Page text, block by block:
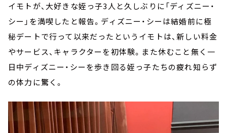
イモトが、大好きな姪っ子3人と久しぶりに「ディズニー・
シー」を満喫したと報告。ディズニー・シーは結婚前に極
秘デートで行って以来だったというイモトは、新しい料金
やサービス、キャラクターを初体験。また休むこと無く一
日中ディズニー・シーを歩き回る姪っ子たちの疲れ知らず
の体力に驚く。